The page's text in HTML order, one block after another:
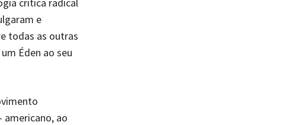
e
todas as outras
Éden ao seu
ao